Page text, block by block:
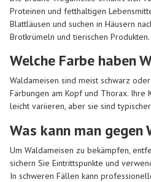
Proteinen und fetthaltigen
Blattläusen und suchen in Häusern
Brotkrümeln und tierischen Produkten.
Welche Farbe haben
Waldameisen sind meist schwarz
Färbungen am Kopf und Thorax. Ihre
leicht variieren, aber sie sind
Was kann man gegen
Um Waldameisen zu bekämpfen,
sichern Sie Eintrittspunkte und
In schweren Fällen kann